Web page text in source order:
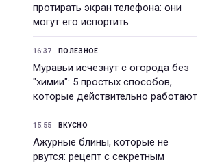
протирать экран телефона: они
могут его испортить
16:37 ПОЛЕЗНОЕ
Муравьи исчезнут с огорода без
"химии": 5 простых способов,
которые действительно работают
15:55 ВКУСНО
Ажурные блины, которые не
рвутся: рецепт с секретным